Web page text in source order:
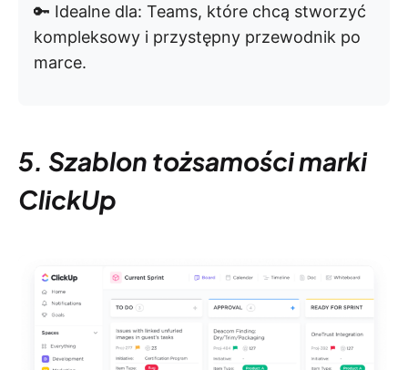
🔑 Idealne dla: Teams, które chcą stworzyć
kompleksowy i przystępny przewodnik po
marce.
5. Szablon tożsamości marki
ClickUp